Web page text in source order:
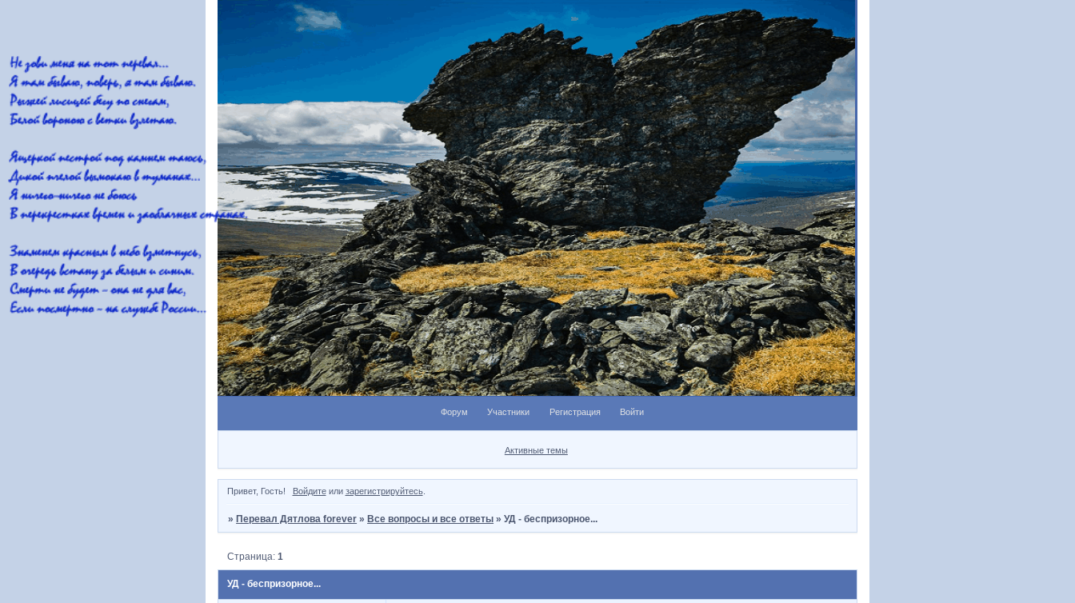
Форум Участники Регистрация Войти
Активные темы
Привет, Гость! Войдитеили зарегистрируйтесь.
»Перевал Дятлова forever »Все вопросы и все ответы »УД - беспризорное...
УД - беспризорное...
Страница:1